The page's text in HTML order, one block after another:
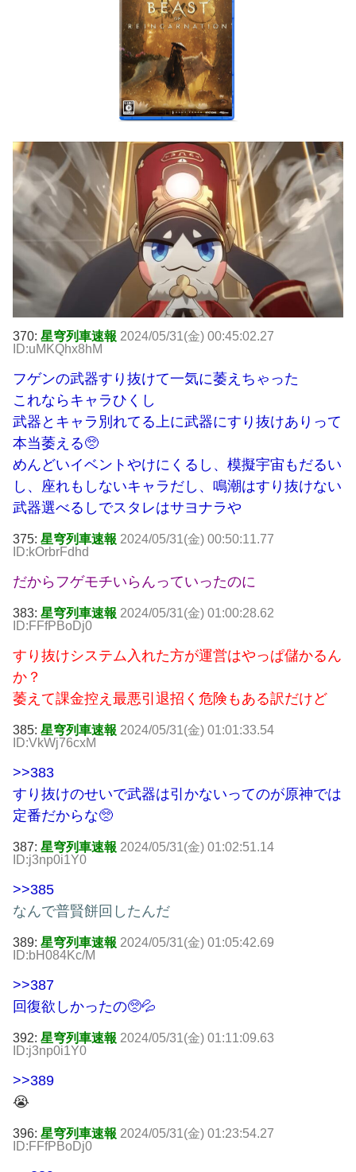
370: 星穹列車速報 2024/05/31(金) 00:45:02.27
ID:uMKQhx8hM
フゲンの武器すり抜けて一気に萎えちゃった
これならキャラひくし
武器とキャラ別れてる上に武器にすり抜けありって
本当萎える🥺
めんどいイベントやけにくるし、模擬宇宙もだるい
し、座れもしないキャラだし、鳴潮はすり抜けない
武器選べるしでスタレはサヨナラや
375: 星穹列車速報 2024/05/31(金) 00:50:11.77
ID:kOrbrFdhd
だからフゲモチいらんっていったのに
383: 星穹列車速報 2024/05/31(金) 01:00:28.62
ID:FFfPBoDj0
すり抜けシステム入れた方が運営はやっぱ儲かるん
か？
萎えて課金控え最悪引退招く危険もある訳だけど
385: 星穹列車速報 2024/05/31(金) 01:01:33.54
ID:VkWj76cxM
>>383
すり抜けのせいで武器は引かないってのが原神では
定番だからな🥺
387: 星穹列車速報 2024/05/31(金) 01:02:51.14
ID:j3np0i1Y0
>>385
なんで普賢餅回したんだ
389: 星穹列車速報 2024/05/31(金) 01:05:42.69
ID:bH084Kc/M
>>387
回復欲しかったの🥺💦
392: 星穹列車速報 2024/05/31(金) 01:11:09.63
ID:j3np0i1Y0
>>389
😭
396: 星穹列車速報 2024/05/31(金) 01:23:54.27
ID:FFfPBoDj0